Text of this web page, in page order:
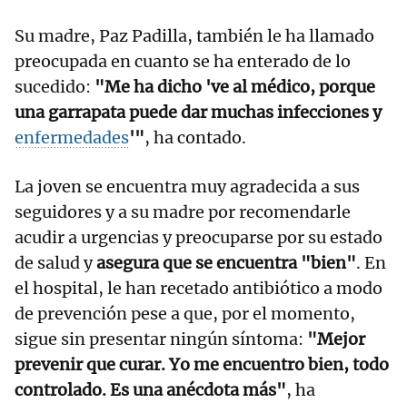
Su madre, Paz Padilla, también le ha llamado
preocupada en cuanto se ha enterado de lo
sucedido: "Me ha dicho 've al médico, porque
una garrapata puede dar muchas infecciones y
enfermedades'", ha contado.
La joven se encuentra muy agradecida a sus
seguidores y a su madre por recomendarle
acudir a urgencias y preocuparse por su estado
de salud yasegura que se encuentra "bien". En
el hospital, le han recetado antibiótico a modo
de prevención pese a que, por el momento,
sigue sin presentar ningún síntoma: "Mejor
prevenir que curar. Yo me encuentro bien, todo
controlado. Es una anécdota más", ha